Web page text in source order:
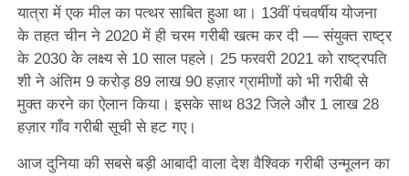
यात्रा में एक मील का पत्थर साबित हुआ था। 13वीं पंचवर्षीय योजना
के तहत चीन ने 2020 में ही चरम गरीबी खत्म कर दी — संयुक्त राष्ट्र
के 2030 के लक्ष्य से 10 साल पहले। 25 फरवरी 2021 को राष्ट्रपति
शी ने अंतिम 9 करोड़ 89 लाख 90 हज़ार ग्रामीणों को भी गरीबी से
मुक्त करने का ऐलान किया। इसके साथ 832 जिले और 1 लाख 28
हज़ार गाँव गरीबी सूची से हट गए।
आज दुनिया की सबसे बड़ी आबादी वाला देश वैश्विक गरीबी उन्मूलन का